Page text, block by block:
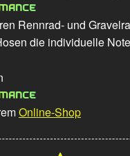
Rennrad- und
die individuelle
Online-Shop